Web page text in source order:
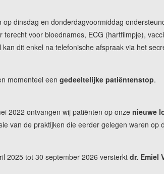
op dinsdag en donderdagvoormiddag
terecht voor bloednames, ECG (hartfilmpje),
kan dit enkel na telefonische afspraak via het
momenteel een gedeeltelijke patiëntenstop.
2022 ontvangen wij patiënten op onze nieuwe
van de praktijken die eerder gelegen waren
2025 tot 30 september 2026 versterkt dr. Emiel